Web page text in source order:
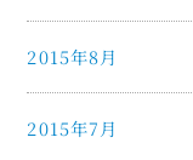
2015年8月
2015年7月